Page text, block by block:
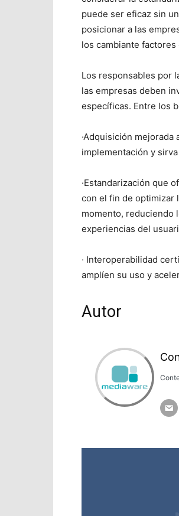
puede ser eficaz sin
posicionar a las
los cambiante factores
Los responsables por
las empresas deben
específicas. Entre los
·Adquisición
implementación y
·Estandarización que
con el fin de optimizar
momento, reduciendo
experiencias del
· Interoperabilidad
amplíen su uso y
Autor